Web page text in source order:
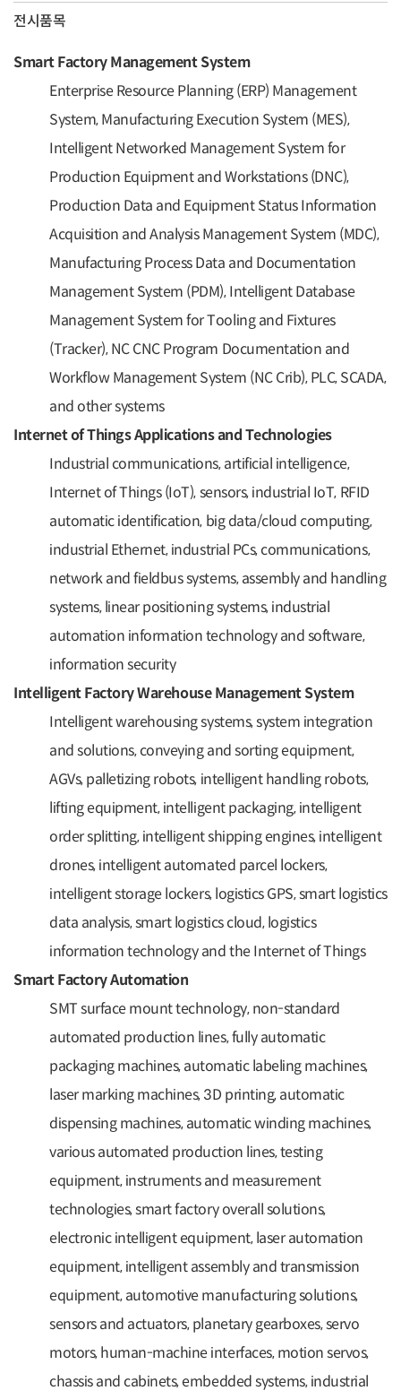
전시품목
Smart Factory Management System
Enterprise Resource Planning (ERP) Management
System, Manufacturing Execution System (MES),
Intelligent Networked Management System for
Production Equipment and Workstations (DNC),
Production Data and Equipment Status Information
Acquisition and Analysis Management System (MDC),
Manufacturing Process Data and Documentation
Management System (PDM), Intelligent Database
Management System for Tooling and Fixtures
(Tracker), NC CNC Program Documentation and
Workflow Management System (NC Crib), PLC, SCADA,
and other systems
Internet of Things Applications and Technologies
Industrial communications, artificial intelligence,
Internet of Things (IoT), sensors, industrial IoT, RFID
automatic identification, big data/cloud computing,
industrial Ethernet, industrial PCs, communications,
network and fieldbus systems, assembly and handling
systems, linear positioning systems, industrial
automation information technology and software,
information security
Intelligent Factory Warehouse Management System
Intelligent warehousing systems, system integration
and solutions, conveying and sorting equipment,
AGVs, palletizing robots, intelligent handling robots,
lifting equipment, intelligent packaging, intelligent
order splitting, intelligent shipping engines, intelligent
drones, intelligent automated parcel lockers,
intelligent storage lockers, logistics GPS, smart logistics
data analysis, smart logistics cloud, logistics
information technology and the Internet of Things
Smart Factory Automation
SMT surface mount technology, non-standard
automated production lines, fully automatic
packaging machines, automatic labeling machines,
laser marking machines, 3D printing, automatic
dispensing machines, automatic winding machines,
various automated production lines, testing
equipment, instruments and measurement
technologies, smart factory overall solutions,
electronic intelligent equipment, laser automation
equipment, intelligent assembly and transmission
equipment, automotive manufacturing solutions,
sensors and actuators, planetary gearboxes, servo
motors, human-machine interfaces, motion servos,
chassis and cabinets, embedded systems, industrial